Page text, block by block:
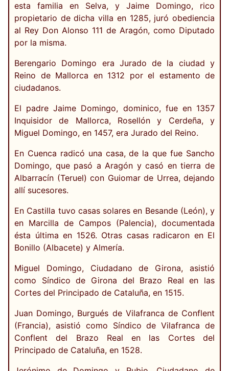
esta familia en Selva, y Jaime Domingo, rico
propietario de dicha villa en 1285, juró obediencia
al Rey Don Alonso 111 de Aragón, como Diputado
por la misma.
Berengario Domingo era Jurado de la ciudad y
Reino de Mallorca en 1312 por el estamento de
ciudadanos.
El padre Jaime Domingo, dominico, fue en 1357
Inquisidor de Mallorca, Rosellón y Cerdeña, y
Miguel Domingo, en 1457, era Jurado del Reino.
En Cuenca radicó una casa, de la que fue Sancho
Domingo, que pasó a Aragón y casó en tierra de
Albarracín (Teruel) con Guiomar de Urrea, dejando
allí sucesores.
En Castilla tuvo casas solares en Besande (León), y
en Marcilla de Campos (Palencia), documentada
ésta última en 1526. Otras casas radicaron en El
Bonillo (Albacete) y Almería.
Miguel Domingo, Ciudadano de Girona, asistió
como Síndico de Girona del Brazo Real en las
Cortes del Principado de Cataluña, en 1515.
Juan Domingo, Burgués de Vilafranca de Conflent
(Francia), asistió como Síndico de Vilafranca de
Conflent del Brazo Real en las Cortes del
Principado de Cataluña, en 1528.